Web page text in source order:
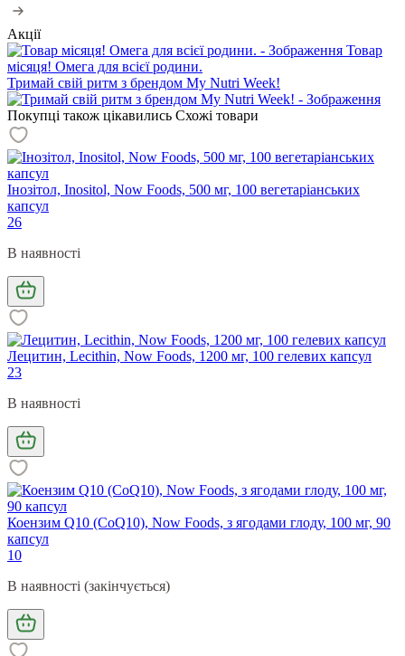
Акції
Товар
місяця! Омега для всієї родини.
Тримай свій ритм з брендом My Nutri Week!
Покупці також цікавились Схожі товари
Інозітол, Inositol, Now Foods, 500 мг, 100 вегетаріанських
капсул
26
В наявності
Лецитин, Lecithin, Now Foods, 1200 мг, 100 гелевих капсул
23
В наявності
Коензим Q10 (CoQ10), Now Foods, з ягодами глоду, 100 мг, 90
капсул
10
В наявності (закінчується)